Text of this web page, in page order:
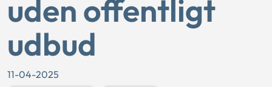
uden offentligt
udbud
11-04-2025